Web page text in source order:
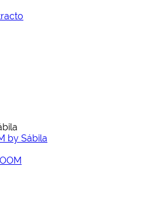
by Sábila